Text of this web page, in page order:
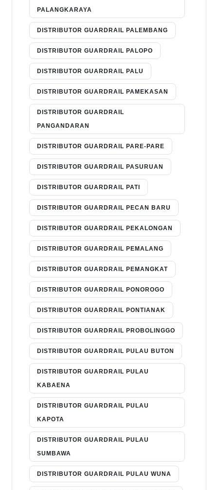
PALANGKARAYA
DISTRIBUTOR GUARDRAIL PALEMBANG
DISTRIBUTOR GUARDRAIL PALOPO
DISTRIBUTOR GUARDRAIL PALU
DISTRIBUTOR GUARDRAIL PAMEKASAN
DISTRIBUTOR GUARDRAIL
PANGANDARAN
DISTRIBUTOR GUARDRAIL PARE-PARE
DISTRIBUTOR GUARDRAIL PASURUAN
DISTRIBUTOR GUARDRAIL PATI
DISTRIBUTOR GUARDRAIL PECAN BARU
DISTRIBUTOR GUARDRAIL PEKALONGAN
DISTRIBUTOR GUARDRAIL PEMALANG
DISTRIBUTOR GUARDRAIL PEMANGKAT
DISTRIBUTOR GUARDRAIL PONOROGO
DISTRIBUTOR GUARDRAIL PONTIANAK
DISTRIBUTOR GUARDRAIL PROBOLINGGO
DISTRIBUTOR GUARDRAIL PULAU BUTON
DISTRIBUTOR GUARDRAIL PULAU
KABAENA
DISTRIBUTOR GUARDRAIL PULAU
KAPOTA
DISTRIBUTOR GUARDRAIL PULAU
SUMBAWA
DISTRIBUTOR GUARDRAIL PULAU WUNA